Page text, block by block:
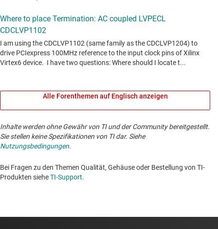
Alle Forenthemen auf Englisch anzeigen
Inhalte werden ohne Gewähr von TI und der Community bereitgestellt.
Sie stellen keine Spezifikationen von TI dar. Siehe
Nutzungsbedingungen.
Bei Fragen zu den Themen Qualität, Gehäuse oder Bestellung von TI-
Produkten sieheTI-Support. ​​​​​​​​​​​​​​